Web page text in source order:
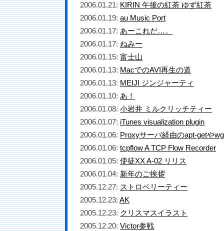
2006.01.21: KIRIN 午後の紅茶 ゆず紅茶
2006.01.19: au Music Port
2006.01.17: あーこれだ…。
2006.01.17: ねみー
2006.01.15: 富士山
2006.01.13: MacでのAVI再生の道
2006.01.13: MEIJI ジンジャーティ
2006.01.10: あ！
2006.01.08: 小岩井 ミルクリッチティー
2006.01.07: iTunes visualization plugin
2006.01.06: Proxyサーバ経由のapt-getや
2006.01.06: tcpflow A TCP Flow Recorder
2006.01.05: 使徒XX A-02 リリス
2006.01.04: 新年のご挨拶
2005.12.27: ストロベリーティー
2005.12.23: AK
2005.12.23: クリスマスイラスト
2005.12.20: Victor参戦